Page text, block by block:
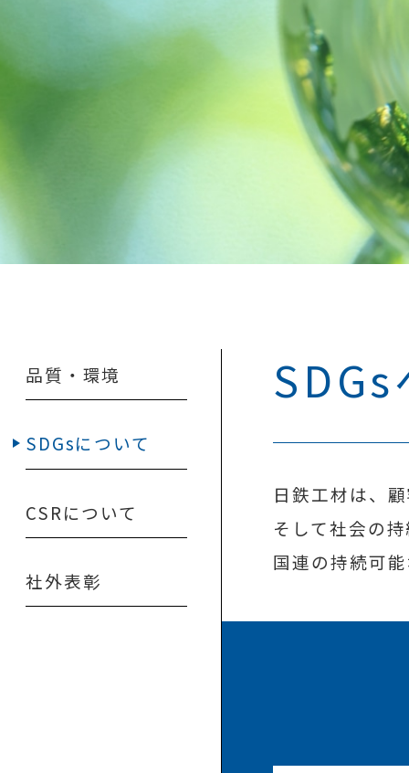
日鉄工材は、
そして社会の
国連の持続可
品質・環境
SDGsについて
CSRについて
社外表彰